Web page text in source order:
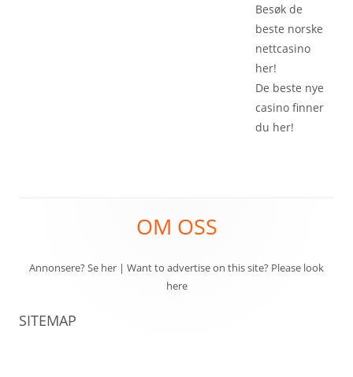
Besøk de
beste norske
nettcasino
her!
De beste nye
casino finner
du her!
OM OSS
Annonsere? Se her | Want to advertise on this site? Please look
here
SITEMAP